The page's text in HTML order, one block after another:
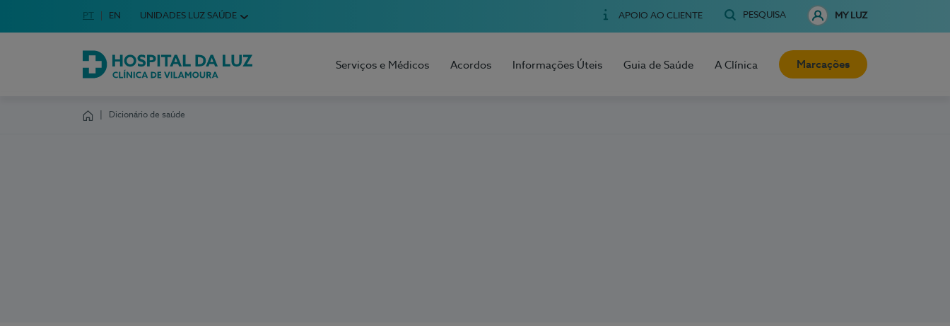
Escolha o seu idioma
Idioma em Português
PT English Language
EN UNIDADES LUZ SAÚDE APOIO AO CLIENTE PESQUISA MY LUZ
Hospital da Luz Clínica de Vilamoura
Serviços e Médicos Acordos Informações Úteis Guia de Saúde A Clínica Marcações
Dicionário de saúde